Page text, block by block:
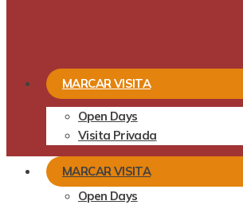
MARCAR VISITA
Open Days
Visita Privada
MARCAR VISITA
Open Days